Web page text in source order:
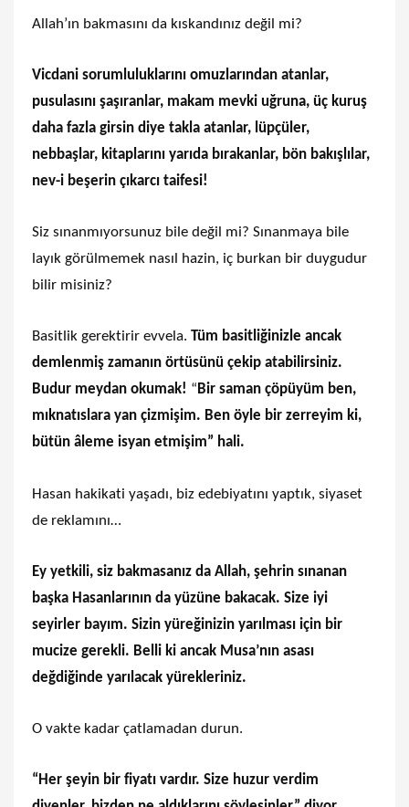
Allah’ın bakmasını da kıskandınız değil mi?
Vicdani sorumluluklarını omuzlarından atanlar,
pusulasını şaşıranlar, makam mevki uğruna, üç kuruş
daha fazla girsin diye takla atanlar, lüpçüler,
nebbaşlar, kitaplarını yarıda bırakanlar, bön bakışlılar,
nev-i beşerin çıkarcı taifesi!
Siz sınanmıyorsunuz bile değil mi? Sınanmaya bile
layık görülmemek nasıl hazin, iç burkan bir duygudur
bilir misiniz?
Basitlik gerektirir evvela. Tüm basitliğinizle ancak
demlenmiş zamanın örtüsünü çekip atabilirsiniz.
Budur meydan okumak! “Bir saman çöpüyüm ben,
mıknatıslara yan çizmişim. Ben öyle bir zerreyim ki,
bütün âleme isyan etmişim” hali.
Hasan hakikati yaşadı, biz edebiyatını yaptık, siyaset
de reklamını…
Ey yetkili, siz bakmasanız da Allah, şehrin sınanan
başka Hasanlarının da yüzüne bakacak. Size iyi
seyirler bayım. Sizin yüreğinizin yarılması için bir
mucize gerekli. Belli ki ancak Musa’nın asası
değdiğinde yarılacak yürekleriniz.
O vakte kadar çatlamadan durun.
“Her şeyin bir fiyatı vardır. Size huzur verdim